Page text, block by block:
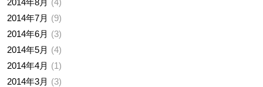
2014年8月
4
2014年7月
9
2014年6月
3
2014年5月
4
2014年4月
1
2014年3月
3